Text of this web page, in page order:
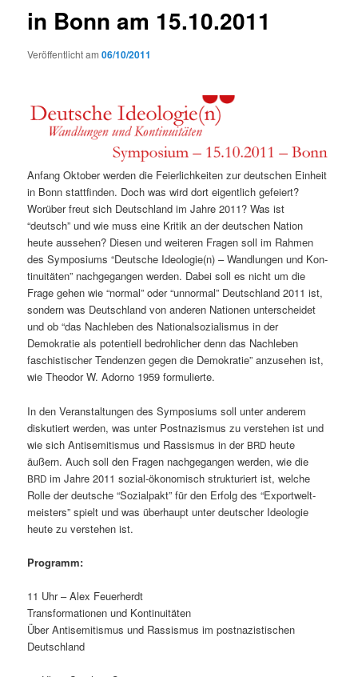
in Bonn am 15.10.2011
Veröffentlicht am06/10/2011
Anfang Okto­ber wer­den die Feier­lichkeit­en zur deutschen Ein­heit
in Bonn stat­tfind­en. Doch was wird dort eigentlich gefeiert?
Worüber freut sich Deutsch­land im Jahre 2011? Was ist
“deutsch” und wie muss eine Kri­tik an der deutschen Nation
heute ausse­hen? Diesen und weit­eren Fra­gen soll im Rah­men
des Sym­po­siums “Deutsche Ideologie(n) – Wand­lun­gen und Kon­
ti­nu­itäten” nachge­gan­gen wer­den. Dabei soll es nicht um die
Frage gehen wie “nor­mal” oder “unnor­mal” Deutsch­land 2011 ist,
son­dern was Deutsch­land von anderen Natio­nen unter­schei­det
und ob “das Nach­leben des Nation­al­sozial­is­mus in der
Demokratie als poten­tiell bedrohlich­er denn das Nach­leben
faschis­tis­ch­er Ten­den­zen gegen die Demokratie” anzuse­hen ist,
wie Theodor W. Adorno 1959 formulierte.
In den Ver­anstal­tun­gen des Sym­po­siums soll unter anderem
disku­tiert wer­den, was unter Post­nazis­mus zu ver­ste­hen ist und
wie sich Anti­semitismus und Ras­sis­mus in der BRD heute
äußern. Auch soll den Fra­gen nachge­gan­gen wer­den, wie die
BRD im Jahre 2011 sozial-ökonomisch struk­turi­ert ist, welche
Rolle der deutsche “Sozial­pakt” für den Erfolg des “Exportwelt­
meis­ters” spielt und was über­haupt unter deutsch­er Ide­olo­gie
heute zu ver­ste­hen ist.
Pro­gramm:
11 Uhr – Alex Feuerherdt
Trans­for­ma­tio­nen und Kontinuitäten
Über Anti­semitismus und Ras­sis­mus im post­nazis­tis­chen
Deutschland